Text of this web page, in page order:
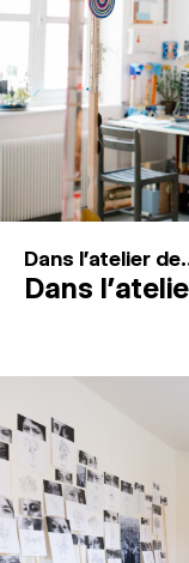
ESPACES DE
Recherche
Connexion
Dans l'atelier
Dans